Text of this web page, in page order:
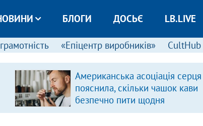
БЛОГИ ДОСЬЄ LB.LIVE
«Епіцентр виробників» CultHub
Американська асоціація серця
пояснила, скільки чашок кави
безпечно пити щодня